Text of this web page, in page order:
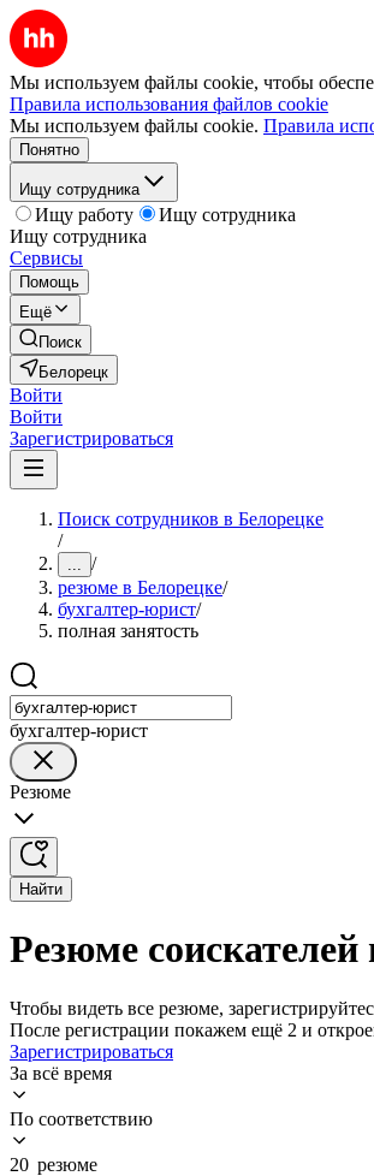
Мы используем файлы cookie, чтобы
Правила использования файлов cookie
Мы используем файлы cookie. Правила
Понятно
Ищу сотрудника
Ищу работу
Ищу сотрудника
Ищу сотрудника
Сервисы
Помощь
Ещё
Поиск
Белорецк
Войти
Войти
Зарегистрироваться
Поиск сотрудников в Белорецке
/
... /
резюме в Белорецке/
бухгалтер-юрист/
полная занятость
бухгалтер-юрист
Резюме
Найти
Резюме
Чтобы видеть все резюме,
После регистрации покажем ещё 2 и
Зарегистрироваться
За всё время
По соответствию
20 резюме